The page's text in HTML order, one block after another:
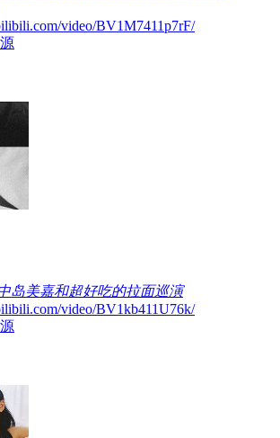
video/BV1M7411p7rF/
岛美嘉和超好吃的拉面巡演
video/BV1kb411U76k/